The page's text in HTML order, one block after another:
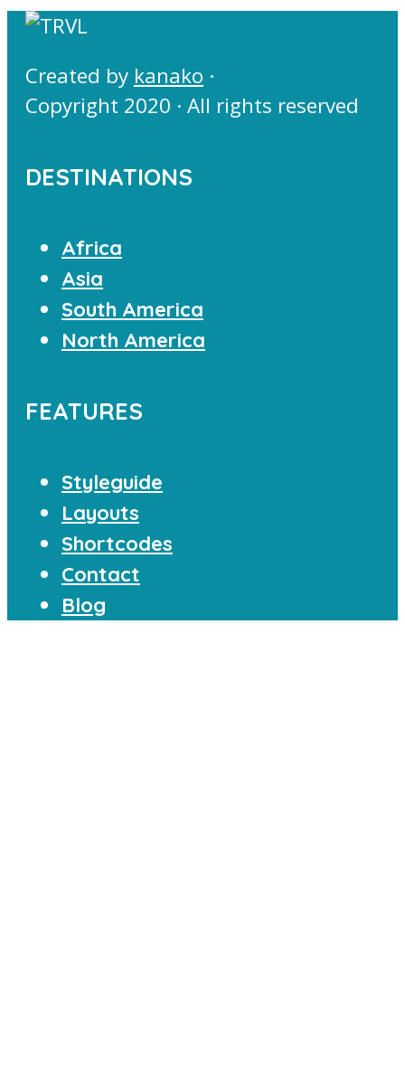
Created by kanako ·
Copyright 2020 · All rights reserved
DESTINATIONS
Africa
Asia
South America
North America
FEATURES
Styleguide
Layouts
Shortcodes
Contact
Blog